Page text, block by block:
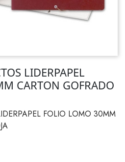
LIDERPAPEL
CARTON GOFRADO
FOLIO LOMO 30MM